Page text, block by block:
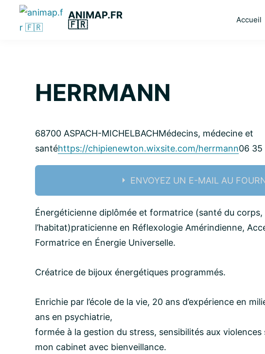
Passer
Passer
Passer
principale
ANIMAP.FR
🇫🇷
Accueil
HERRMANN
68700 ASPACH-MICHELBACHMédecins, médecine et
santéhttps://chipienewton.wixsite.com/herrmann06 35
ENVOYEZ UN E-MAIL AU
Nom:
email:
Énergéticienne diplômée et formatrice (santé du corps,
l’habitat)praticienne en Réflexologie Amérindienne,
Formatrice en Énergie Universelle.
Créatrice de bijoux énergétiques programmés.
Enrichie par l’école de la vie, 20 ans d’expérience en
ans en psychiatrie,
formée à la gestion du stress, sensibilités aux violences
mon cabinet avec bienveillance.